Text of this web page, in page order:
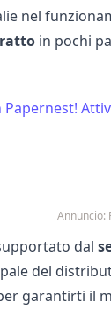
nel
in pochi
dal
del
garantirti il